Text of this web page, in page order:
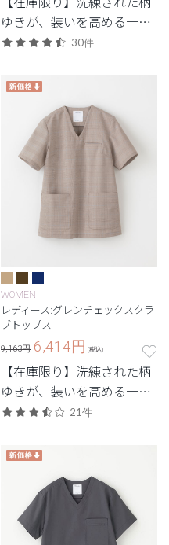
ゆきが、装いを高める一
着。人気の名品が特別復
30件
WOMEN
レディース:グレンチェックスクラ
ブトップス
9,163円 6,414円 (税込)
【在庫限り】洗練された柄
ゆきが、装いを高める一
着。人気の名品が特別復
21件